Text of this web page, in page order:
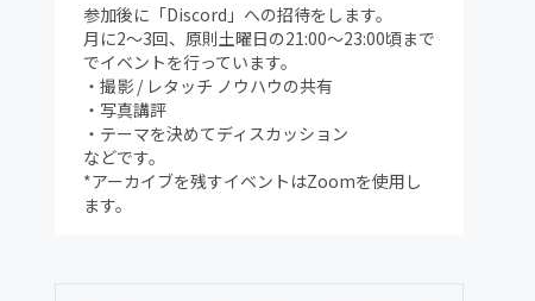
参加後に「Discord」への招待をします。
月に2〜3回、原則土曜日の21:00〜23:00頃まで
でイベントを行っています。
・撮影 / レタッチ ノウハウの共有
・写真講評
・テーマを決めてディスカッション
などです。
*アーカイブを残すイベントはZoomを使用し
ます。